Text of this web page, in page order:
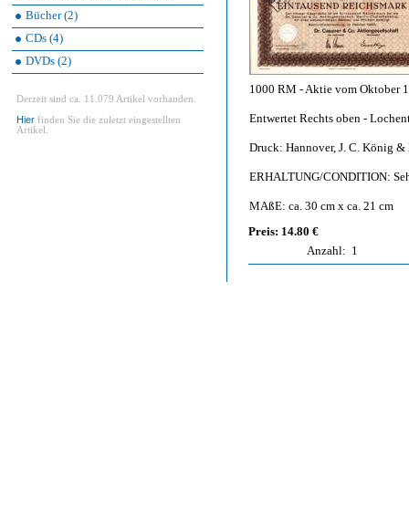
Bücher (2)
CDs (4)
DVDs (2)
Derzeit sind ca. 11.079 Artikel vorhanden.
Hier finden Sie die zuletzt eingestellten
Artikel.
1000 RM - Aktie vom Oktober
Entwertet Rechts oben -
Druck: Hannover, J. C. König &
ERHALTUNG/CONDITION:
MAßE: ca. 30 cm x ca. 21 cm
Preis: 14.80 €
Anzahl: 1